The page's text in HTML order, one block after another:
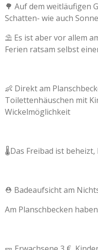
🌳 Auf dem weitläufigen
Schatten- wie auch
⛱️ Es ist aber vor allem
Ferien ratsam selbst
👶 Direkt am
Toilettenhäuschen mit
Wickelmöglichkeit
🌡Das Freibad ist beheizt,
⛑️ Badeaufsicht am
Am Planschbecken